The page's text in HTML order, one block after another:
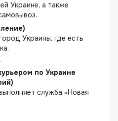
Украине, а также
Украины, где есть
по Украине
служба «Новая